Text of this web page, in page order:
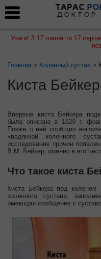
ТАРАС
ДОКТОР
Увага! З 17 липня по 17
Главная > Коленный сустав >
Киста
Впервые киста Бейкера
была описана в 1829 г.
Позже о ней сообщил
«водянкой коленного
исследование причин
В.М. Бейкер, именно в его
Что такое киста
Киста Бейкера под коленом
коленного сустава,
имеющая сообщение с